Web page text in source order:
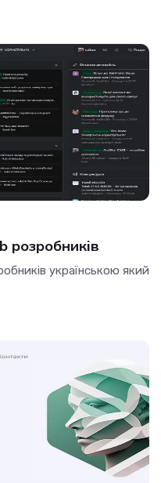
розробників
українською який